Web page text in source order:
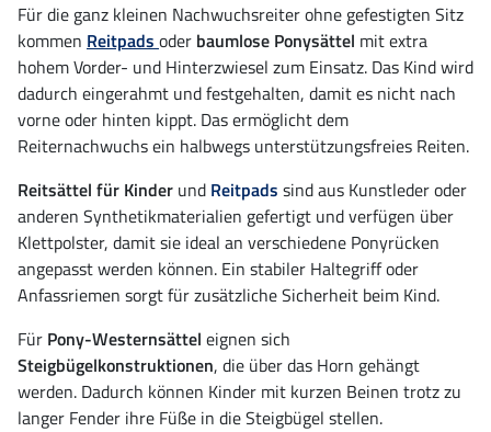
Für die ganz kleinen Nachwuchsreiter ohne gefestigten Sitz
kommen Reitpads oder baumlose Ponysättel mit extra
hohem Vorder- und Hinterzwiesel zum Einsatz. Das Kind wird
dadurch eingerahmt und festgehalten, damit es nicht nach
vorne oder hinten kippt. Das ermöglicht dem
Reiternachwuchs ein halbwegs unterstützungsfreies Reiten.
Reitsättel für Kinder und Reitpads sind aus Kunstleder oder
anderen Synthetikmaterialien gefertigt und verfügen über
Klettpolster, damit sie ideal an verschiedene Ponyrücken
angepasst werden können. Ein stabiler Haltegriff oder
Anfassriemen sorgt für zusätzliche Sicherheit beim Kind.
Für Pony-Westernsättel eignen sich
Steigbügelkonstruktionen, die über das Horn gehängt
werden. Dadurch können Kinder mit kurzen Beinen trotz zu
langer Fender ihre Füße in die Steigbügel stellen.